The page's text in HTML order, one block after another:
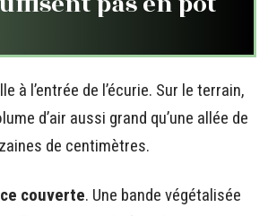
l’entrée de l’écurie. Sur le terrain,
d’air aussi grand qu’une allée de
de centimètres.
couverte. Une bande végétalisée